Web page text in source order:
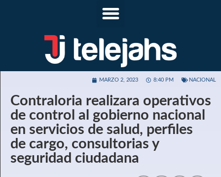
MARZO 2, 2023 8:40 PM NACIONAL
Contraloria realizara operativos
de control al gobierno nacional
en servicios de salud, perfiles
de cargo, consultorias y
seguridad ciudadana